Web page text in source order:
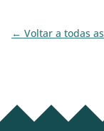
Voltar a todas